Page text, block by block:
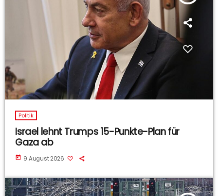
Politik
Israel lehnt Trumps 15-Punkte-Plan für
Gaza ab
today 9 August 2026